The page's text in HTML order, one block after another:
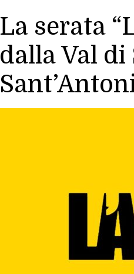
La serata
dalla Val di